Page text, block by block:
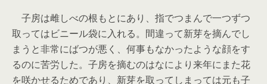
子房は雌しべの根もとにあり、指でつまんで一つずつ
取ってはビニール袋に入れる。間違って新芽を摘んでし
まうと非常にばつが悪く、何事もなかったような顔をす
るのに苦労した。子房を摘むのはなにより来年にまた花
を咲かせるためであり、新芽を取ってしまっては元も子